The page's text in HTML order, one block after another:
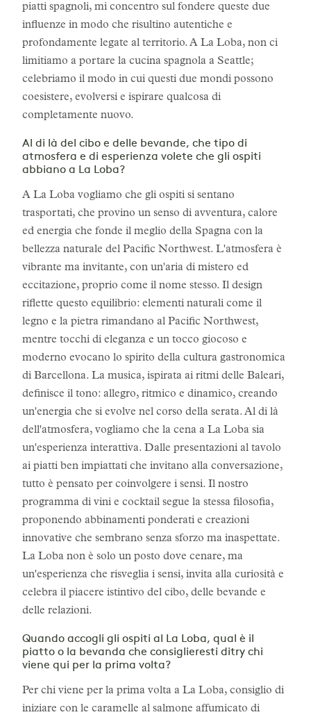
piatti spagnoli, mi concentro sul fondere queste due
influenze in modo che risultino autentiche e
profondamente legate al territorio. A La Loba, non ci
limitiamo a portare la cucina spagnola a Seattle;
celebriamo il modo in cui questi due mondi possono
coesistere, evolversi e ispirare qualcosa di
completamente nuovo.
Al di là del cibo e delle bevande, che tipo di
atmosfera e di esperienza volete che gli ospiti
abbiano a La Loba?
A La Loba vogliamo che gli ospiti si sentano
trasportati, che provino un senso di avventura, calore
ed energia che fonde il meglio della Spagna con la
bellezza naturale del Pacific Northwest. L'atmosfera è
vibrante ma invitante, con un'aria di mistero ed
eccitazione, proprio come il nome stesso. Il design
riflette questo equilibrio: elementi naturali come il
legno e la pietra rimandano al Pacific Northwest,
mentre tocchi di eleganza e un tocco giocoso e
moderno evocano lo spirito della cultura gastronomica
di Barcellona. La musica, ispirata ai ritmi delle Baleari,
definisce il tono: allegro, ritmico e dinamico, creando
un'energia che si evolve nel corso della serata. Al di là
dell'atmosfera, vogliamo che la cena a La Loba sia
un'esperienza interattiva. Dalle presentazioni al tavolo
ai piatti ben impiattati che invitano alla conversazione,
tutto è pensato per coinvolgere i sensi. Il nostro
programma di vini e cocktail segue la stessa filosofia,
proponendo abbinamenti ponderati e creazioni
innovative che sembrano senza sforzo ma inaspettate.
La Loba non è solo un posto dove cenare, ma
un'esperienza che risveglia i sensi, invita alla curiosità e
celebra il piacere istintivo del cibo, delle bevande e
delle relazioni.
Quando accogli gli ospiti al La Loba, qual è il
piatto o la bevanda che consiglieresti ditry chi
viene qui per la prima volta?
Per chi viene per la prima volta a La Loba, consiglio di
iniziare con le caramelle al salmone affumicato di